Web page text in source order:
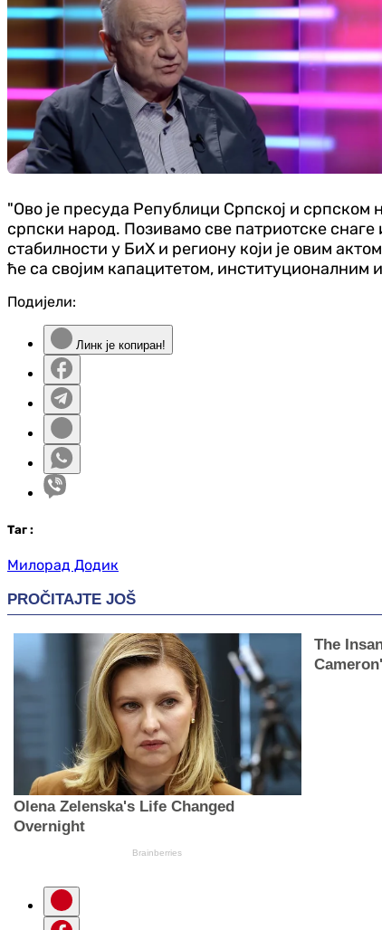
"Ово је пресуда Републици Српској и
српски народ. Позивамо све патриотске
стабилности у БиХ и региону који је овим
ће са својим капацитетом, институционалним
Подијели:
Линк је копиран!
Таг :
Милорад Додик